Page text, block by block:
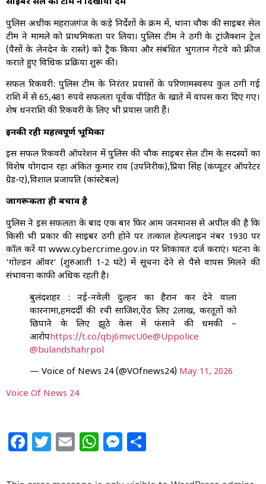
साइबर सेल की टीम ने दिखाया दम
पुलिस अधीक्षक महराजगंज के कड़े निर्देशों के क्रम में, थाना चौक की साइबर सेल
टीम ने मामले को प्राथमिकता पर लिया। पुलिस टीम ने ठगी के ट्रांजैक्शन ट्रेल
(पैसों के लेनदेन के रास्ते) को ट्रैक किया और संबंधित भुगतान गेटवे को फ्रीज
कराते हुए विधिक प्रक्रिया शुरू की।
सफल रिकवरी: पुलिस टीम के निरंतर प्रयासों के परिणामस्वरुप कुल ठगी गई
राशि में से 65,481 रुपये सफलता पूर्वक पीड़ित के खाते में वापस करा दिए गए।
शेष धनराशि की रिकवरी के लिए भी प्रयास जारी हैं।
इनकी रही महत्वपूर्ण भूमिका
इस सफल रिकवरी ऑपरेशन में पुलिस की चौक साइबर सेल टीम के सदस्यों का
विशेष योगदान रहा अंकित कुमार राय (उपनिरीक्षक),प्रिया सिंह (कंप्यूटर ऑपरेटर
ग्रेड-ए),विशाल प्रजापति (कांस्टेबल)
जागरूकता ही बचाव है
पुलिस ने इस सफलता के बाद एक बार फिर आम जनमानस से अपील की है कि
किसी भी प्रकार की साइबर ठगी होने पर तत्काल हेल्पलाइन नंबर 1930 पर
कॉल करें या www.cybercrime.gov.in पर शिकायत दर्ज कराएं। घटना के
‘गोल्डन ऑवर’ (शुरुआती 1-2 घंटे) में सूचना देने से पैसे वापस मिलने की
संभावना काफी अधिक रहती है।
बुलंदशहर : नई-नवेली दुल्हन का हैरान कर देने वाला
कारनामा,हमदर्दी की रची साजिश,ऐंठ लिए ₹2लाख, करतूतों को
छिपाने के लिए झूठे केस में फंसाने की धमकी –
आरोपhttps://t.co/qbj6mvcU0e@Uppolice
@bulandshahrpol
— Voice of News 24 (@VOfnews24) May 11, 2026
Voice Of News 24
Facebook
Twitter
EmailWhatsApp
Messenger